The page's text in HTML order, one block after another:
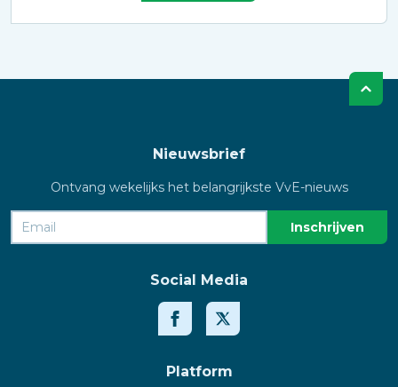
Nieuwsbrief
Ontvang wekelijks het belangrijkste VvE-nieuws
Social Media
Platform